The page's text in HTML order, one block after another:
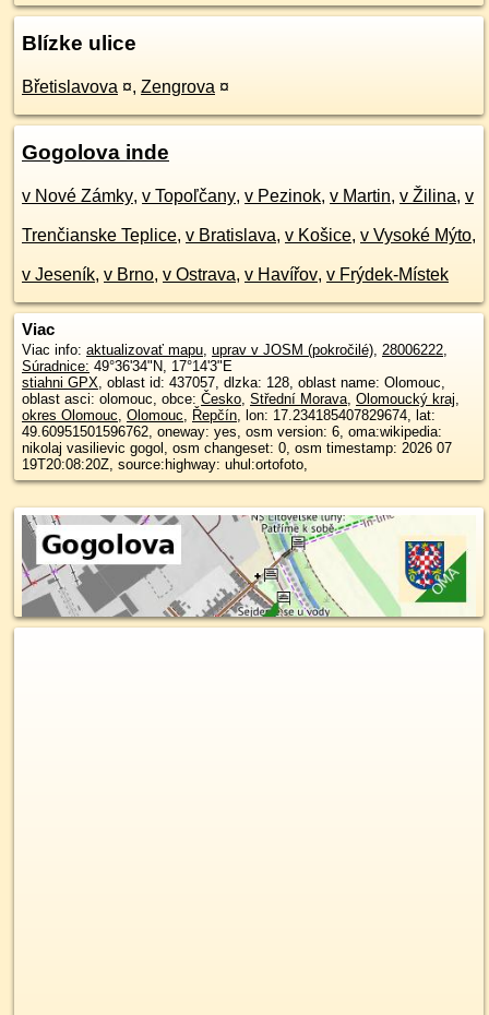
Blízke ulice
Břetislavova ¤, Zengrova ¤
Gogolova inde
v Nové Zámky, v Topoľčany, v Pezinok, v Martin, v Žilina, v
Trenčianske Teplice, v Bratislava, v Košice, v Vysoké Mýto,
v Jeseník, v Brno, v Ostrava, v Havířov, v Frýdek-Místek
Viac
Viac info: aktualizovať mapu, uprav v JOSM (pokročilé), 28006222,
Súradnice: 49°36'34"N, 17°14'3"E
stiahni GPX, oblast id: 437057, dlzka: 128, oblast name: Olomouc,
oblast asci: olomouc, obce: Česko, Střední Morava, Olomoucký kraj,
okres Olomouc, Olomouc, Řepčín, lon: 17.234185407829674, lat:
49.60951501596762, oneway: yes, osm version: 6, oma:wikipedia:
nikolaj vasilievic gogol, osm changeset: 0, osm timestamp: 2026 07
19T20:08:20Z, source:highway: uhul:ortofoto,